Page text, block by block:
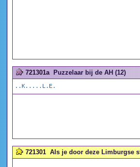
721301a Puzzelaar bij de AH (12)
..K.....L.E.
721301 Als je door deze Limburgse